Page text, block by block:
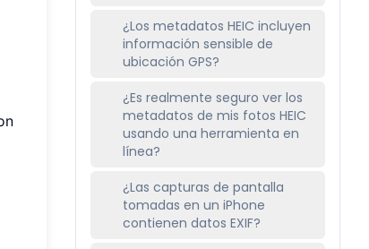
¿Los metadatos HEIC incluyen
información sensible de
ubicación GPS?
¿Es realmente seguro ver los
metadatos de mis fotos HEIC
usando una herramienta en
línea?
¿Las capturas de pantalla
tomadas en un iPhone
contienen datos EXIF?